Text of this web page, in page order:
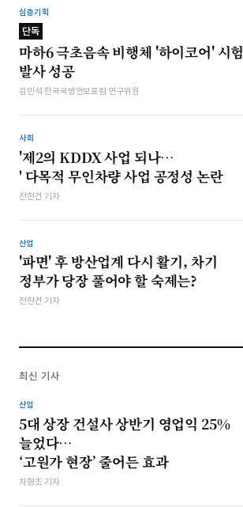
심층기획
단독
마하6 극초음속 비행체 '하이코어' 시험
발사 성공
김민석 한국국방안보포럼 연구위원
사회
'제2의 KDDX 사업 되나…
' 다목적 무인차량 사업 공정성 논란
전현건 기자
산업
'파면' 후 방산업계 다시 활기, 차기
정부가 당장 풀어야 할 숙제는?
전현건 기자
최신 기사
산업
5대 상장 건설사 상반기 영업익 25%
늘었다…
‘고원가 현장’ 줄어든 효과
차형조 기자